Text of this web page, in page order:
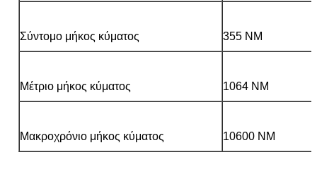
Σύντομο μήκος κύματος 355 NM
Μέτριο μήκος κύματος 1064 NM
Μακροχρόνιο μήκος κύματος 10600 NM